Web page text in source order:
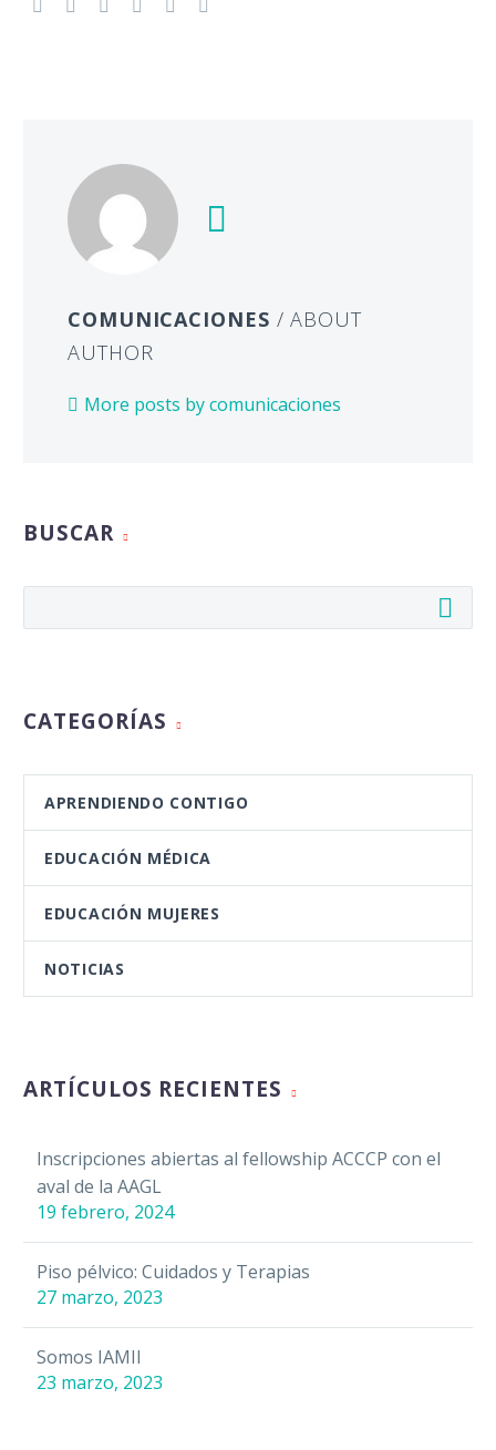
COMUNICACIONES / ABOUT
AUTHOR
More posts by comunicaciones
BUSCAR
CATEGORÍAS
APRENDIENDO CONTIGO
EDUCACIÓN MÉDICA
EDUCACIÓN MUJERES
NOTICIAS
ARTÍCULOS RECIENTES
Inscripciones abiertas al fellowship ACCCP con el
aval de la AAGL
19 febrero, 2024
Piso pélvico: Cuidados y Terapias
27 marzo, 2023
Somos IAMII
23 marzo, 2023